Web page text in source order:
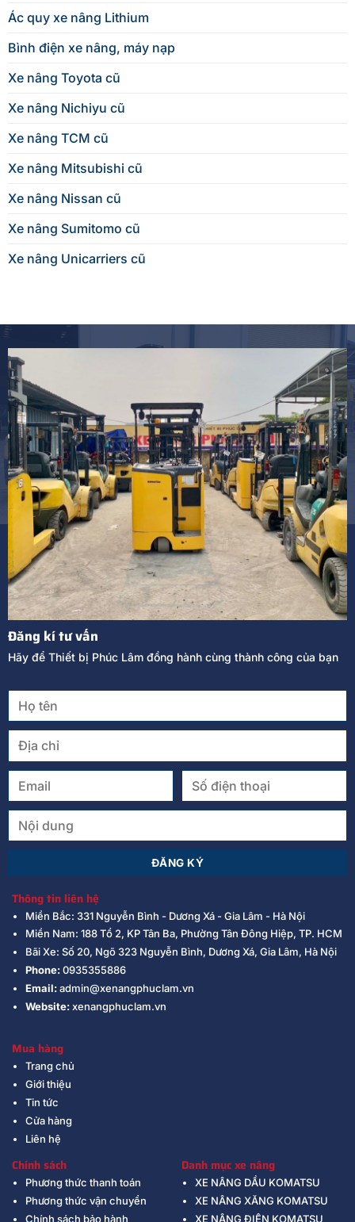
Ác quy xe nâng Lithium
Bình điện xe nâng, máy nạp
Xe nâng Toyota cũ
Xe nâng Nichiyu cũ
Xe nâng TCM cũ
Xe nâng Mitsubishi cũ
Xe nâng Nissan cũ
Xe nâng Sumitomo cũ
Xe nâng Unicarriers cũ
Đăng kí tư vấn
Hãy để Thiết bị Phúc Lâm đồng hành cùng thành công của bạn
Thông tin liên hệ
Miền Bắc: 331 Nguyễn Bình - Dương Xá - Gia Lâm - Hà Nội
Miền Nam: 188 Tổ 2, KP Tân Ba, Phường Tân Đông Hiệp, TP. HCM
Bãi Xe: Số 20, Ngõ 323 Nguyễn Bình, Dương Xá, Gia Lâm, Hà Nội
Phone:0935355886
Email:admin@xenangphuclam.vn
Website:xenangphuclam.vn
Mua hàng
Trang chủ
Giới thiệu
Tin tức
Cửa hàng
Liên hệ
Chính sách
Phương thức thanh toán
Phương thức vận chuyển
Chính sách bảo hành
Danh mục xe nâng
XE NÂNG DẦU KOMATSU
XE NÂNG XĂNG KOMATSU
XE NÂNG ĐIỆN KOMATSU